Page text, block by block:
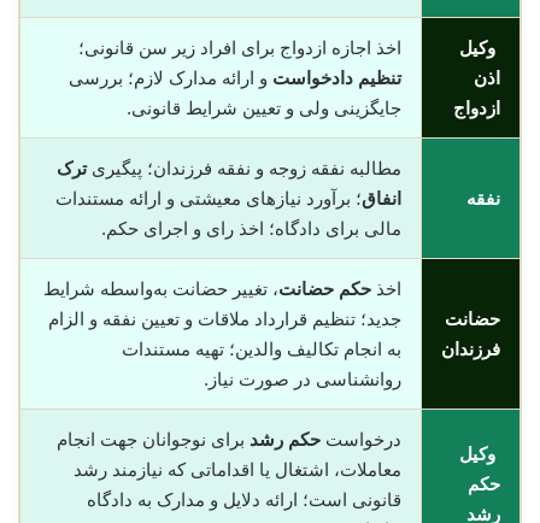
وکیل
اذن
ازدواج
اخذ اجازه ازدواج برای افراد زیر سن قانونی؛
تنظیم دادخواست و ارائه مدارک لازم؛ بررسی
جایگزینی ولی و تعیین شرایط قانونی.
نفقه
مطالبه نفقه زوجه و نفقه فرزندان؛ پیگیریترک
انفاق؛ برآورد نیازهای معیشتی و ارائه مستندات
مالی برای دادگاه؛ اخذ رای و اجرای حکم.
حضانت
فرزندان
اخذ حکم حضانت، تغییر حضانت به‌واسطه شرایط
جدید؛ تنظیم قرارداد ملاقات و تعیین نفقه و الزام
به انجام تکالیف والدین؛ تهیه مستندات
روانشناسی در صورت نیاز.
وکیل
حکم
رشد
درخواست حکم رشد برای نوجوانان جهت انجام
معاملات، اشتغال یا اقداماتی که نیازمند رشد
قانونی است؛ ارائه دلایل و مدارک به دادگاه